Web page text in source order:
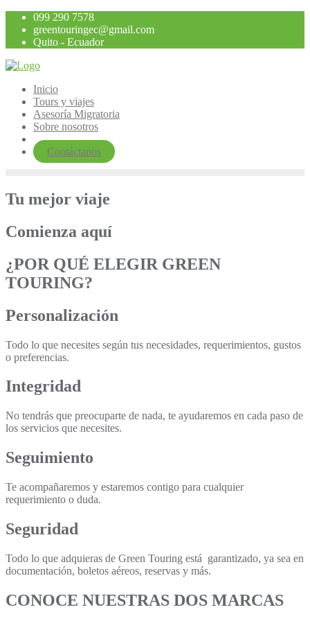
Saltar
contenido
099 290 7578
greentouringec@gmail.com
Quito - Ecuador
Inicio
Tours y viajes
Asesoría Migratoria
Sobre nosotros
Contáctanos
Tu mejor viaje
Comienza aquí
¿POR QUÉ ELEGIR GREEN
TOURING?
Personalización
Todo lo que necesites según tus necesidades, requerimientos, gustos
o preferencias.
Integridad
No tendrás que preocuparte de nada, te ayudaremos en cada paso de
los servicios que necesites.
Seguimiento
Te acompañaremos y estaremos contigo para cualquier
requerimiento o duda.
Seguridad
Todo lo que adquieras de Green Touring está garantizado, ya sea en
documentación, boletos aéreos, reservas y más.
CONOCE NUESTRAS DOS MARCAS